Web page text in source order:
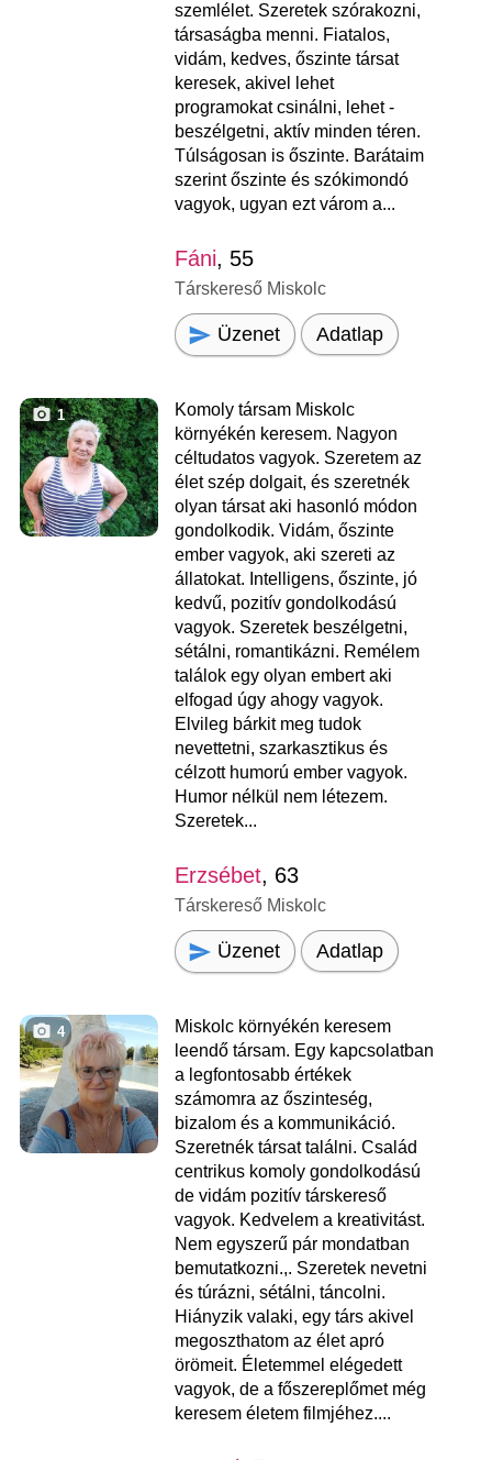
szemlélet. Szeretek szórakozni,
társaságba menni. Fiatalos,
vidám, kedves, őszinte társat
keresek, akivel lehet
programokat csinálni, lehet -
beszélgetni, aktív minden téren.
Túlságosan is őszinte. Barátaim
szerint őszinte és szókimondó
vagyok, ugyan ezt várom a...
Fáni, 55
Társkereső Miskolc
Üzenet Adatlap
1
Komoly társam Miskolc
környékén keresem. Nagyon
céltudatos vagyok. Szeretem az
élet szép dolgait, és szeretnék
olyan társat aki hasonló módon
gondolkodik. Vidám, őszinte
ember vagyok, aki szereti az
állatokat. Intelligens, őszinte, jó
kedvű, pozitív gondolkodású
vagyok. Szeretek beszélgetni,
sétálni, romantikázni. Remélem
találok egy olyan embert aki
elfogad úgy ahogy vagyok.
Elvileg bárkit meg tudok
nevettetni, szarkasztikus és
célzott humorú ember vagyok.
Humor nélkül nem létezem.
Szeretek...
Erzsébet, 63
Társkereső Miskolc
Üzenet Adatlap
4
Miskolc környékén keresem
leendő társam. Egy kapcsolatban
a legfontosabb értékek
számomra az őszinteség,
bizalom és a kommunikáció.
Szeretnék társat találni. Család
centrikus komoly gondolkodású
de vidám pozitív társkereső
vagyok. Kedvelem a kreativitást.
Nem egyszerű pár mondatban
bemutatkozni.,. Szeretek nevetni
és túrázni, sétálni, táncolni.
Hiányzik valaki, egy társ akivel
megoszthatom az élet apró
örömeit. Életemmel elégedett
vagyok, de a főszereplőmet még
keresem életem filmjéhez....